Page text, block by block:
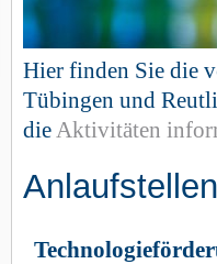
Hier finden Sie die
Tübingen und
dieAktivitäten